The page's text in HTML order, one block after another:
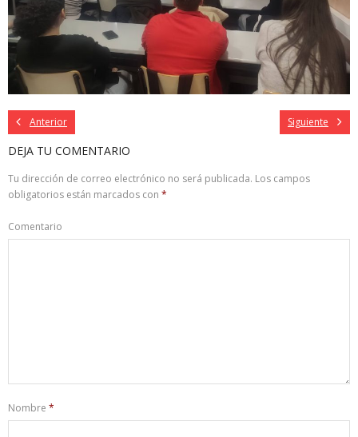
Anterior Siguiente
DEJA TU COMENTARIO
Tu dirección de correo electrónico no será publicada. Los campos
obligatorios están marcados con *
Comentario
Nombre *